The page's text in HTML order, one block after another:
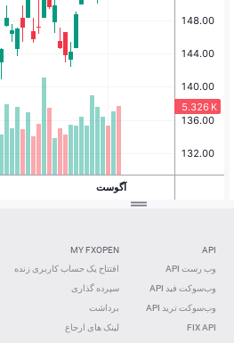
API
وب رست API
وب‌سوکت فید ‌API
وب‌سوکت ترید ‌API
FIX API
MY FXOPEN
افتتاح یک حساب کاربری زنده
سپرده گذاری
برداشت
لینک های ارجاع